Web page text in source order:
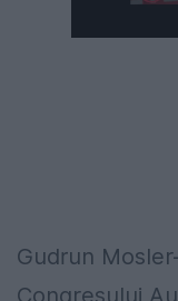
Gudrun
Congresului